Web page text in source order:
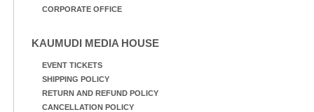
CORPORATE OFFICE
KAUMUDI MEDIA HOUSE
EVENT TICKETS
SHIPPING POLICY
RETURN AND REFUND POLICY
CANCELLATION POLICY